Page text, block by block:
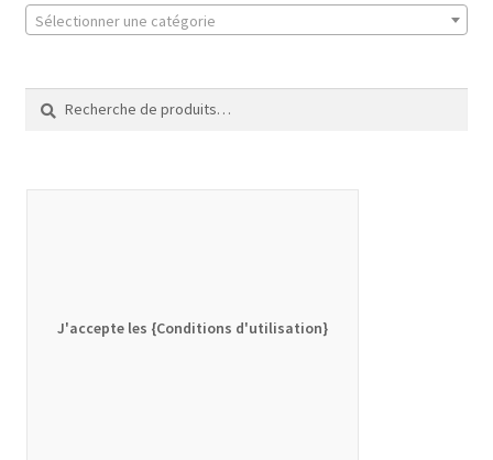
Sélectionner une catégorie
Recherche
pour :
Recherche
J'accepte les {Conditions d'utilisation}